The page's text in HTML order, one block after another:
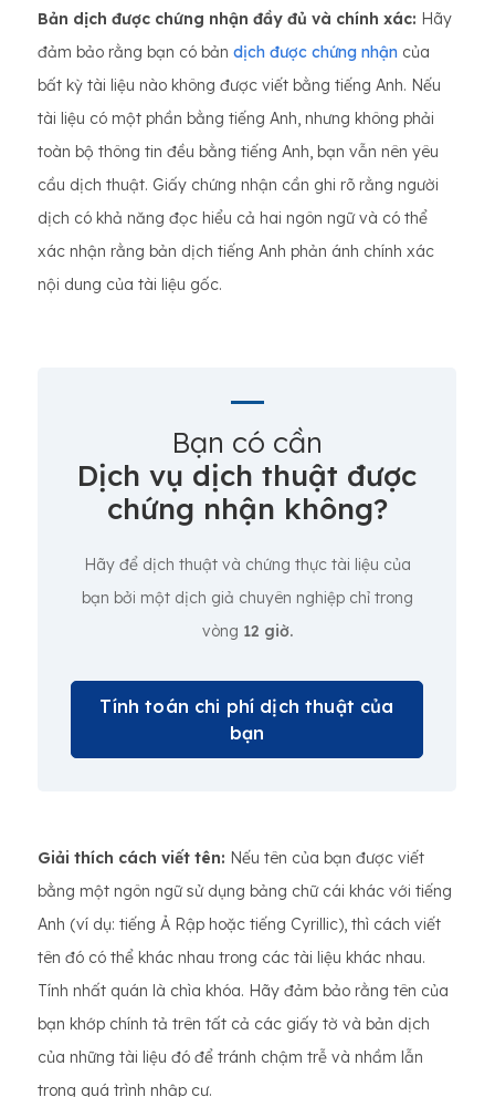
Bản dịch được chứng nhận đầy đủ và chính xác: Hãy
đảm bảo rằng bạn có bản dịch được chứng nhận của
bất kỳ tài liệu nào không được viết bằng tiếng Anh. Nếu
tài liệu có một phần bằng tiếng Anh, nhưng không phải
toàn bộ thông tin đều bằng tiếng Anh, bạn vẫn nên yêu
cầu dịch thuật. Giấy chứng nhận cần ghi rõ rằng người
dịch có khả năng đọc hiểu cả hai ngôn ngữ và có thể
xác nhận rằng bản dịch tiếng Anh phản ánh chính xác
nội dung của tài liệu gốc.
Bạn có cần
Dịch vụ dịch thuật được
chứng nhận không?
Hãy để dịch thuật và chứng thực tài liệu của
bạn bởi một dịch giả chuyên nghiệp chỉ trong
vòng 12 giờ.
Tính toán chi phí dịch thuật của
bạn
Giải thích cách viết tên: Nếu tên của bạn được viết
bằng một ngôn ngữ sử dụng bảng chữ cái khác với tiếng
Anh (ví dụ: tiếng Ả Rập hoặc tiếng Cyrillic), thì cách viết
tên đó có thể khác nhau trong các tài liệu khác nhau.
Tính nhất quán là chìa khóa. Hãy đảm bảo rằng tên của
bạn khớp chính tả trên tất cả các giấy tờ và bản dịch
của những tài liệu đó để tránh chậm trễ và nhầm lẫn
trong quá trình nhập cư.